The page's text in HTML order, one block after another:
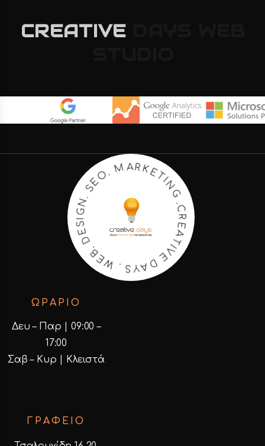
CREATIVE
C
R
E
A
T
V
E
D
A
Y
S
.
W
E
B
.
D
E
S
I
G
N
.
S
E
O
.
MA RK ETING.
ΩΡΑΡΙΟ
Δευ – Παρ | 09:00 –
17:00
Σαβ – Κυρ | Κλειστά
ΓΡΑΦΕΙΟ